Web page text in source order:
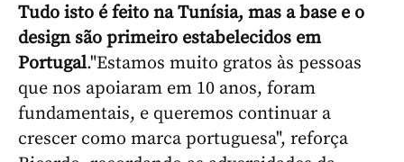
Tudo isto é feito na Tunísia, mas a base e o
design são primeiro estabelecidos em
Portugal."Estamos muito gratos às pessoas
que nos apoiaram em 10 anos, foram
fundamentais, e queremos continuar a
crescer como marca portuguesa", reforça